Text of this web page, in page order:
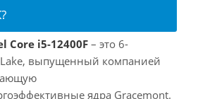
Core i5-12400F – это 6-
выпущенный компанией
ядра Gracemont.